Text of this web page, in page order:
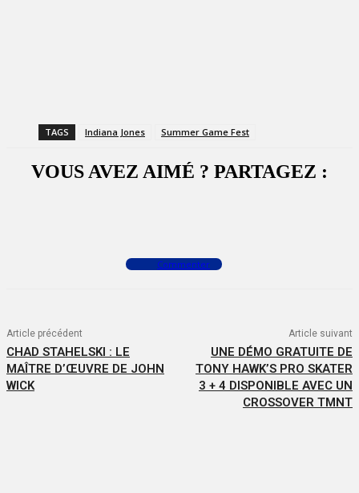
TAGS Indiana Jones Summer Game Fest
VOUS AVEZ AIMÉ ? PARTAGEZ :
Commenter
Article précédent
CHAD STAHELSKI : LE
MAÎTRE D’ŒUVRE DE JOHN
WICK
Article suivant
UNE DÉMO GRATUITE DE
TONY HAWK’S PRO SKATER
3 + 4 DISPONIBLE AVEC UN
CROSSOVER TMNT